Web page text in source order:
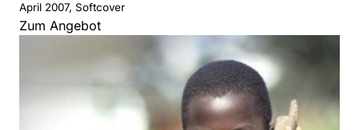
April 2007, Softcover
Zum Angebot